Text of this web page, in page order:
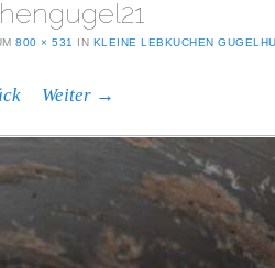
800 × 531 IN KLEINE LEBKUCHEN
Weiter →